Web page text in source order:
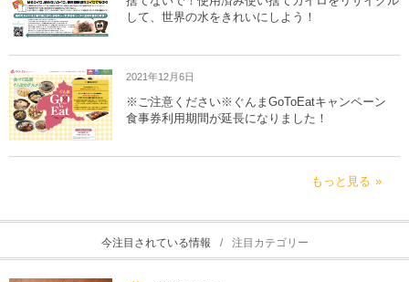
して、世界の水をきれいにしよう！
2021年12月6日
※ご注意ください※ぐんまGoToEatキャンペーン
食事券利用期間が延長になりました！
もっと見る
今注目されている情報 注目カテゴリー